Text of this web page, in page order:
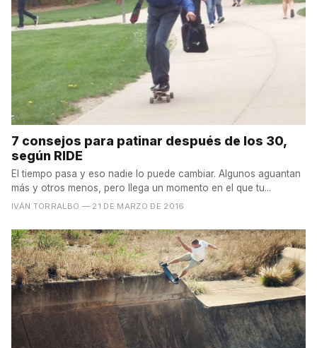
7 consejos para patinar después de los 30,
según RIDE
El tiempo pasa y eso nadie lo puede cambiar. Algunos aguantan
más y otros menos, pero llega un momento en el que tu...
IVÁN TORRALBO — 21 DE MARZO DE 2016